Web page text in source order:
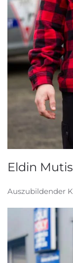
Eldin
Auszubildender